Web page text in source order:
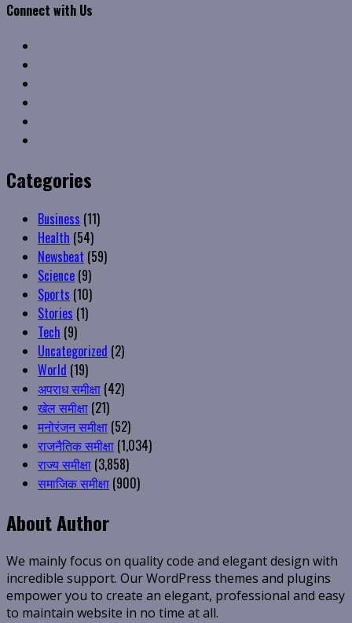
Connect with Us
Categories
Business (11)
Health (54)
Newsbeat (59)
Science (9)
Sports (10)
Stories (1)
Tech (9)
Uncategorized (2)
World (19)
अपराध समीक्षा (42)
खेल समीक्षा (21)
मनोरंजन समीक्षा (52)
राजनैतिक समीक्षा (1,034)
राज्य समीक्षा (3,858)
समाजिक समीक्षा (900)
About Author
We mainly focus on quality code and elegant design with
incredible support. Our WordPress themes and plugins
empower you to create an elegant, professional and easy
to maintain website in no time at all.